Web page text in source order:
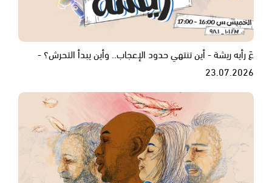
عَ رأيه ريشة - أين تنتهي حدود الإعجاب.. وأين يبدأ التحرش؟ -
23.07.2026